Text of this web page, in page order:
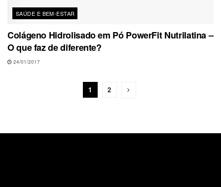
SAÚDE E BEM-ESTAR
Colágeno Hidrolisado em Pó PowerFit Nutrilatina –
O que faz de diferente?
24/01/2017
1 2